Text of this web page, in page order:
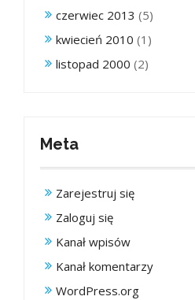
czerwiec 2013 (5)
kwiecień 2010 (1)
listopad 2000 (2)
Meta
Zarejestruj się
Zaloguj się
Kanał wpisów
Kanał komentarzy
WordPress.org